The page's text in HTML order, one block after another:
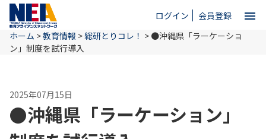
ログイン 会員登録 menu
ホーム
NEAとは
ホーム >教育情報 >総研とりコレ！ > ●沖縄県「ラーケーショ
ン」制度を試行導入
2025年07月15日
●沖縄県「ラーケーション」